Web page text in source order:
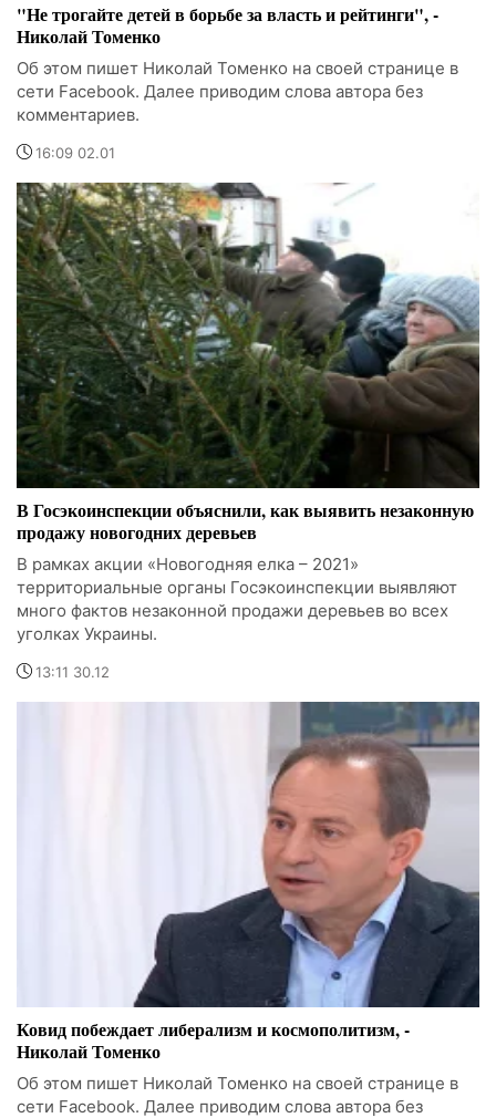
"Не трогайте детей в борьбе за власть и рейтинги", -
Николай Томенко
Об этом пишет Николай Томенко на своей странице в
сети Facebook. Далее приводим слова автора без
комментариев.
16:09 02.01
В Госэкоинспекции объяснили, как выявить незаконную
продажу новогодних деревьев
В рамках акции «Новогодняя елка – 2021»
территориальные органы Госэкоинспекции выявляют
много фактов незаконной продажи деревьев во всех
уголках Украины.
13:11 30.12
Ковид побеждает либерализм и космополитизм, -
Николай Томенко
Об этом пишет Николай Томенко на своей странице в
сети Facebook. Далее приводим слова автора без